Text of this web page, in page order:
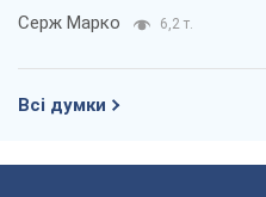
Серж Марко 6,2 т.
Всі думки